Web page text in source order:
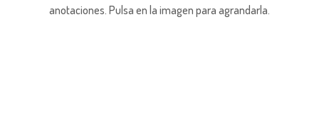
anotaciones. Pulsa en la imagen para agrandarla.